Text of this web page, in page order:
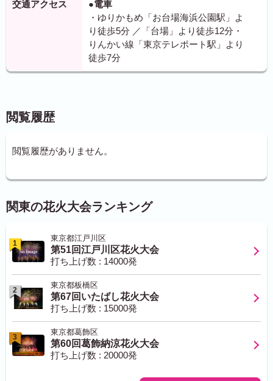
交通アクセス
●電車
・ゆりかもめ「お台場海浜公園駅」よ
り徒歩5分 ／「台場」より徒歩12分・
りんかい線「東京テレポート駅」より
徒歩7分
閲覧履歴
閲覧履歴がありません。
関東の花火大会ランキング
1
東京都江戸川区
第51回江戸川区花火大会
打ち上げ数 : 14000発
2
東京都板橋区
第67回いたばし花火大会
打ち上げ数 : 15000発
3
東京都葛飾区
第60回葛飾納涼花火大会
打ち上げ数 : 20000発